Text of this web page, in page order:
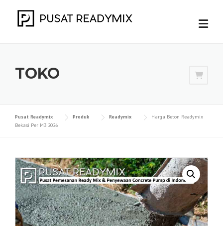
TOKO
Pusat Readymix Produk Readymix
Harga Beton Readymix
Bekasi Per M3 2026